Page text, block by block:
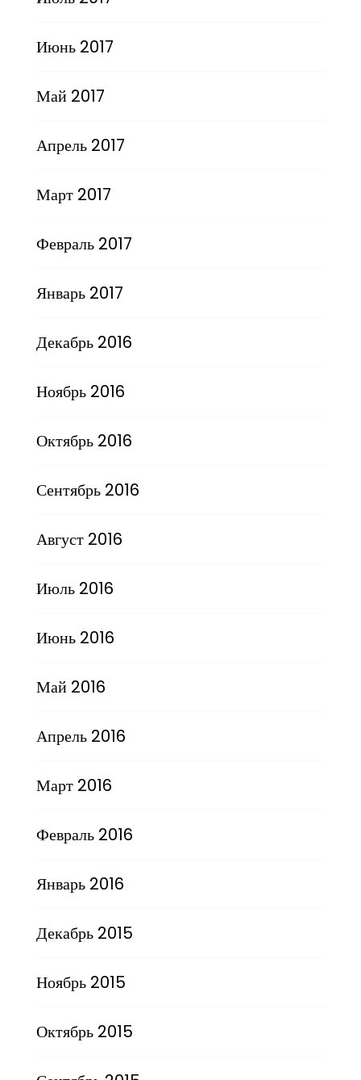
Июнь 2017
Май 2017
Апрель 2017
Март 2017
Февраль 2017
Январь 2017
Декабрь 2016
Ноябрь 2016
Октябрь 2016
Сентябрь 2016
Август 2016
Июль 2016
Июнь 2016
Май 2016
Апрель 2016
Март 2016
Февраль 2016
Январь 2016
Декабрь 2015
Ноябрь 2015
Октябрь 2015